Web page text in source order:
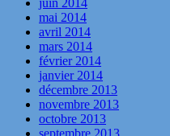
mai 2014
avril 2014
mars 2014
février 2014
janvier 2014
décembre 2013
novembre 2013
octobre 2013
septembre 2013